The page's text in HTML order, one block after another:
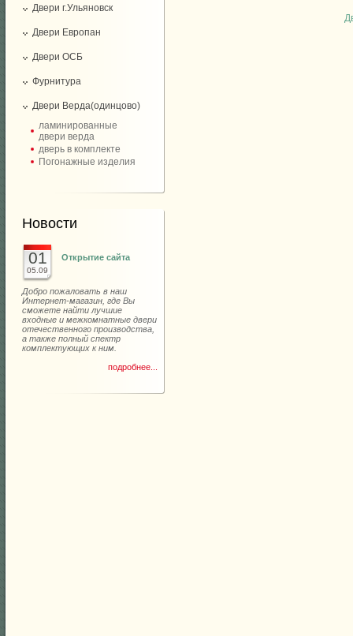
Двери г.Ульяновск
Двери Европан
Двери ОСБ
Фурнитура
Двери Верда(одинцово)
ламинированные
двери верда
дверь в комплекте
Погонажные изделия
Новости
01
05.09
Открытие сайта
Добро пожаловать в наш
Интернет-магазин, где Вы
сможете найти лучшие
входные и межкомнатные двери
отечественного производства,
а также полный спектр
комплектующих к ним.
подробнее...